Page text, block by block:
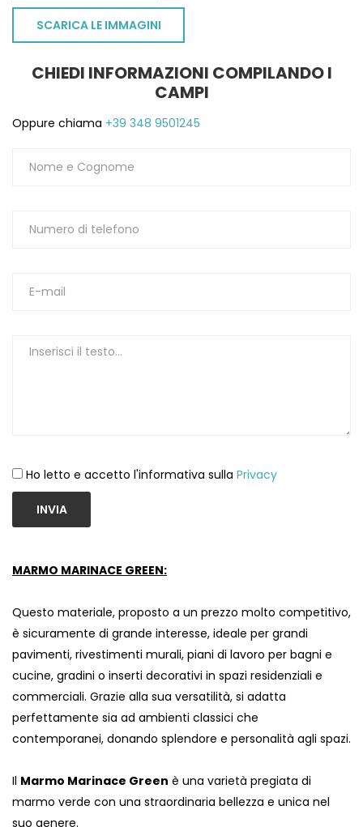
SCARICA LE IMMAGINI
CHIEDI INFORMAZIONI COMPILANDO I
CAMPI
Oppure chiama +39 348 9501245
Ho letto e accetto l'informativa sulla Privacy
INVIA
MARMO MARINACE GREEN:
Questo materiale, proposto a un prezzo molto competitivo,
è sicuramente di grande interesse, ideale per grandi
pavimenti, rivestimenti murali, piani di lavoro per bagni e
cucine, gradini o inserti decorativi in ​​spazi residenziali e
commerciali. Grazie alla sua versatilità, si adatta
perfettamente sia ad ambienti classici che
contemporanei, donando splendore e personalità agli spazi.
Il Marmo Marinace Green è una varietà pregiata di
marmo verde con una straordinaria bellezza e unica nel
suo genere.